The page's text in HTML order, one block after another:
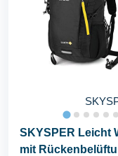
SKYSPER Leicht
mit